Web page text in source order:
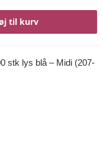
til kurv
stk lys blå – Midi (207-